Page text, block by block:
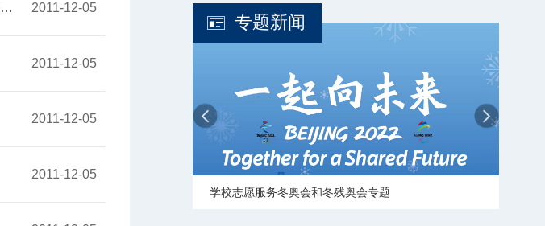
2011-12-05
2011-12-05
2011-12-05
2011-12-05
专题新闻
学校志愿服务冬奥会和冬残奥会专题